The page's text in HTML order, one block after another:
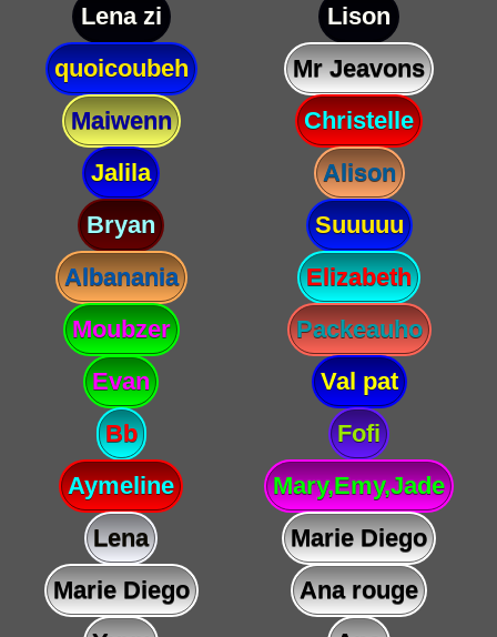
Lena zi
Lison
quoicoubeh
Mr Jeavons
Maiwenn
Christelle
Jalila
Alison
Bryan
Suuuuu
Albanania
Elizabeth
Moubzer
Packeauho
Evan
Val pat
Bb
Fofi
Aymeline
Mary,Emy,Jade
Lena
Marie Diego
Marie Diego
Ana rouge